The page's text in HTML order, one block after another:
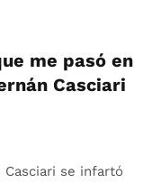
me pasó en
Casciari
Casciari se infartó